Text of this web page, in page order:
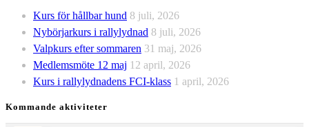
Kurs för hållbar hund 8 juli, 2026
Nybörjarkurs i rallylydnad 8 juli, 2026
Valpkurs efter sommaren 31 maj, 2026
Medlemsmöte 12 maj 12 april, 2026
Kurs i rallylydnadens FCI-klass 1 april, 2026
Kommande aktiviteter